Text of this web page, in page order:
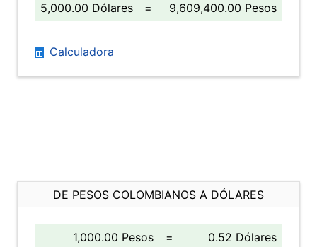
5,000.00 Dólares
= 9,609,400.00 Pesos
Calculadora
DE PESOS COLOMBIANOS A DÓLARES
1,000.00 Pesos =
0.52 Dólares